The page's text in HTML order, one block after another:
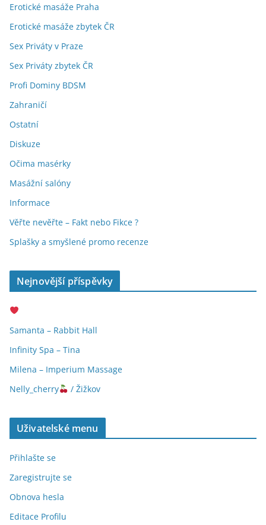
Erotické masáže Praha
Erotické masáže zbytek ČR
Sex Priváty v Praze
Sex Priváty zbytek ČR
Profi Dominy BDSM
Zahraničí
Ostatní
Diskuze
Očima masérky
Masážní salóny
Informace
Věřte nevěřte – Fakt nebo Fikce ?
Splašky a smyšlené promo recenze
Nejnovější příspěvky
Samanta – Rabbit Hall
Infinity Spa – Tina
Milena – Imperium Massage
Nelly_cherry
/ Žižkov
Uživatelské menu
Přihlašte se
Zaregistrujte se
Obnova hesla
Editace Profilu